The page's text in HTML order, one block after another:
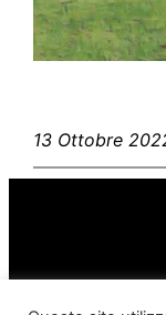
13 Ottobre